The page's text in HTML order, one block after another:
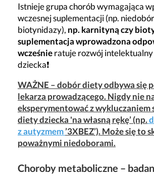
Istnieje grupa chorób wymagająca
wczesnej suplementacji (np.
biotynidazy), np. karnityną czy
suplementacja wprowadzona
wcześnieratuje rozwój
dziecka❗
WAŻNE – dobór diety odbywa się
lekarza prowadzącego. Nigdy nie
eksperymentować z wykluczaniem
diety dziecka 'na własną rękę’ (np.
z autyzmem’3XBEZ’). Może się to
poważnymi niedoborami.
Choroby metaboliczne –